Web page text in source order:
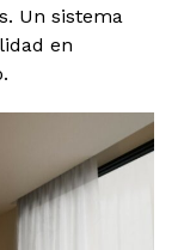
Un sistema
en